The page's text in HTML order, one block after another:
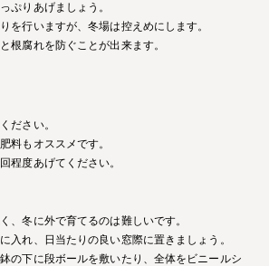
ぷりあげましょう。
を行いますが、冬場は控えめにします。
根腐れを防ぐことが出来ます。
ださい。
料もオススメです。
程度あげてください。
、冬に外で育てるのは難しいです。
入れ、日当たりの良い窓際に置きましょう。
の下に段ボールを敷いたり、全体をビニールシ